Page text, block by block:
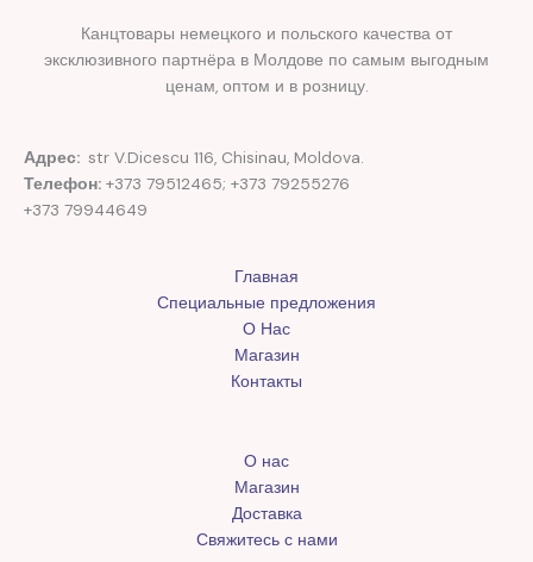
Канцтовары немецкого и польского качества от
эксклюзивного партнёра в Молдове по самым выгодным
ценам, оптом и в розницу.
Адрес: str V.Dicescu 116, Chisinau, Moldova.
Телефон: +373 79512465; +373 79255276
+373 79944649
Главная
Специальные предложения
О Нас
Магазин
Контакты
О нас
Магазин
Доставка
Свяжитесь с нами